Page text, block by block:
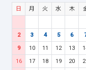
日 月 火 水 木
2
3 4 5 6
9
10 11 12 13
16
17 18 19 20